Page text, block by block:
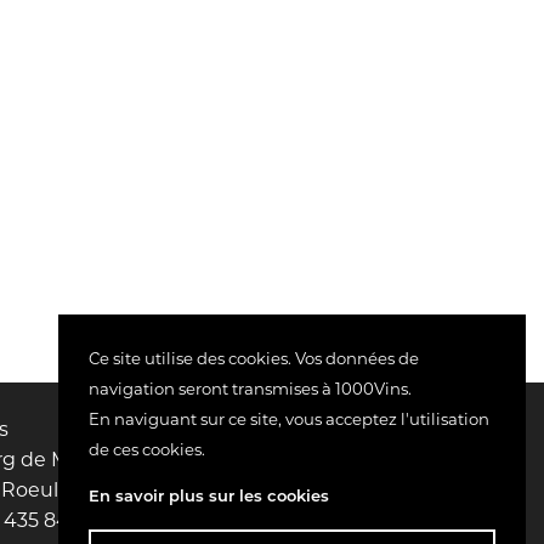
de Mignault, 23/H13
845
Ce site utilise des cookies. Vos données de
navigation seront transmises à 1000Vins.
En naviguant sur ce site, vous acceptez l'utilisation
de ces cookies.
En savoir plus sur les cookies